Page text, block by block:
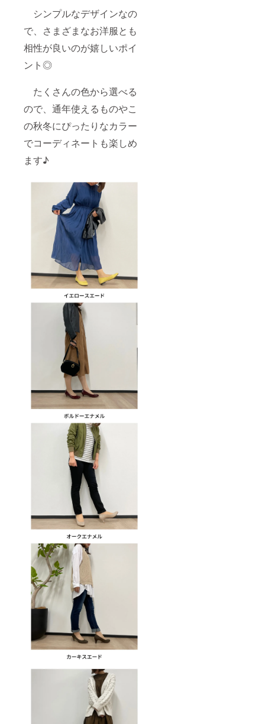
シンプルなデザインなの
で、さまざまなお洋服とも
相性が良いのが嬉しいポイ
ント◎
たくさんの色から選べる
ので、通年使えるものやこ
の秋冬にぴったりなカラー
でコーディネートも楽しめ
ます♪